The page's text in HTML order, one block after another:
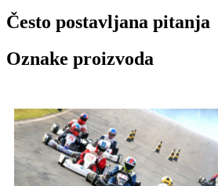
Često postavljana pitanja
Oznake proizvoda